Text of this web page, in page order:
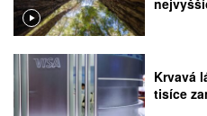
Krvavá
tisíce